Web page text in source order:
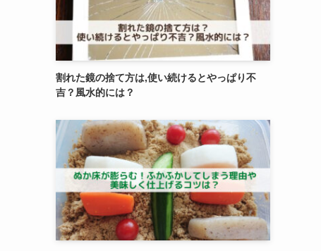
割れた鏡の捨て方は,使い続けるとやっぱり不
吉？風水的には？